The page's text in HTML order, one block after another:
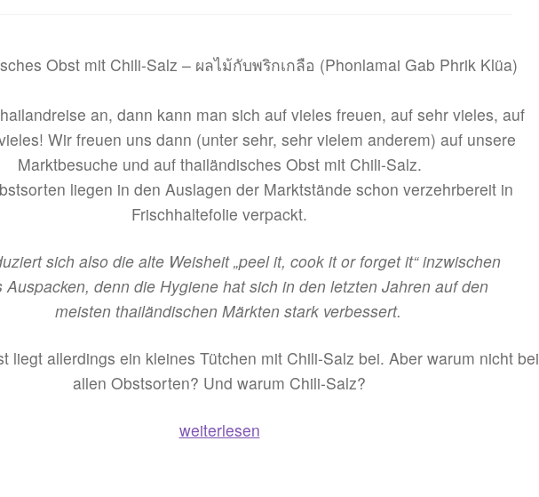
ไม้
(Tom
Kha
Gai
Sai
Nor
Farang)
an, dann kann man sich auf vieles freuen, auf sehr vieles, auf
Wir freuen uns dann (unter sehr, sehr vielem anderem) auf unsere
Marktbesuche und auf thailändisches Obst mit Chili-Salz.
liegen in den Auslagen der Marktstände schon verzehrbereit in
Frischhaltefolie verpackt.
sich also die alte Weisheit „peel it, cook it or forget it“ inzwischen
Auspacken, denn die Hygiene hat sich in den letzten Jahren auf den
meisten thailändischen Märkten stark verbessert.
liegt allerdings ein kleines Tütchen mit Chili-Salz bei. Aber warum nicht bei
allen Obstsorten? Und warum Chili-Salz?
Thailändisches
weiterlesen